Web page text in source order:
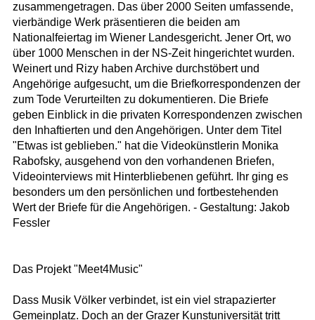
zusammengetragen. Das über 2000 Seiten umfassende,
vierbändige Werk präsentieren die beiden am
Nationalfeiertag im Wiener Landesgericht. Jener Ort, wo
über 1000 Menschen in der NS-Zeit hingerichtet wurden.
Weinert und Rizy haben Archive durchstöbert und
Angehörige aufgesucht, um die Briefkorrespondenzen der
zum Tode Verurteilten zu dokumentieren. Die Briefe
geben Einblick in die privaten Korrespondenzen zwischen
den Inhaftierten und den Angehörigen. Unter dem Titel
"Etwas ist geblieben." hat die Videokünstlerin Monika
Rabofsky, ausgehend von den vorhandenen Briefen,
Videointerviews mit Hinterbliebenen geführt. Ihr ging es
besonders um den persönlichen und fortbestehenden
Wert der Briefe für die Angehörigen. - Gestaltung: Jakob
Fessler
Das Projekt "Meet4Music"
Dass Musik Völker verbindet, ist ein viel strapazierter
Gemeinplatz. Doch an der Grazer Kunstuniversität tritt